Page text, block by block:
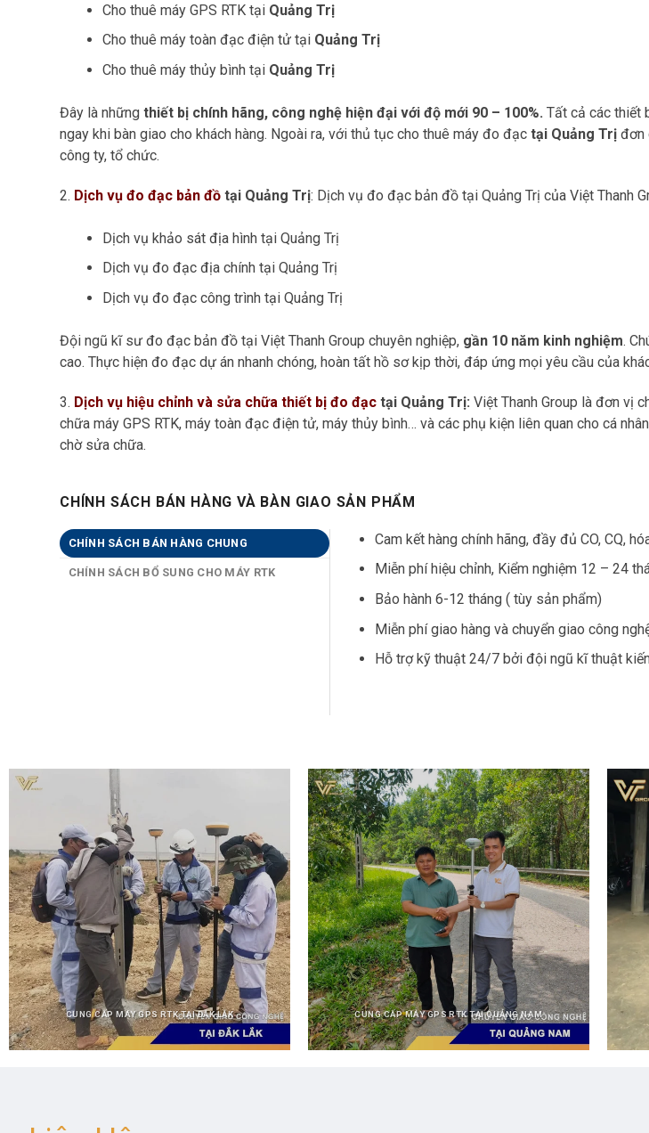
Cho thuê máy GPS RTK tại Quảng Trị
Cho thuê máy toàn đạc điện tử tại Quảng Trị
Cho thuê máy thủy bình tại Quảng Trị
Đây là những thiết bị chính hãng, công nghệ hiện đại với độ mới 90 – 100%. Tất cả các thiết
ngay khi bàn giao cho khách hàng. Ngoài ra, với thủ tục cho thuê máy đo đạc tại Quảng Trị đơn
công ty, tổ chức.
2. Dịch vụ đo đạc bản đồ tại Quảng Trị: Dịch vụ đo đạc bản đồ tại Quảng Trị của Việt Thanh
Dịch vụ khảo sát địa hình tại Quảng Trị
Dịch vụ đo đạc địa chính tại Quảng Trị
Dịch vụ đo đạc công trình tại Quảng Trị
Đội ngũ kĩ sư đo đạc bản đồ tại Việt Thanh Group chuyên nghiệp, gần 10 năm kinh nghiệm.
cao. Thực hiện đo đạc dự án nhanh chóng, hoàn tất hồ sơ kịp thời, đáp ứng mọi yêu cầu của
3. Dịch vụ hiệu chỉnh và sửa chữa thiết bị đo đạc tại Quảng Trị: Việt Thanh Group là đơn vị
chữa máy GPS RTK, máy toàn đạc điện tử, máy thủy bình… và các phụ kiện liên quan cho cá
chờ sửa chữa.
CHÍNH SÁCH BÁN HÀNG VÀ BÀN GIAO SẢN PHẨM
CHÍNH SÁCH BÁN HÀNG CHUNG
CHÍNH SÁCH BỔ SUNG CHO MÁY RTK
Cam kết hàng chính hãng, đầy đủ CO, CQ,
Miễn phí hiệu chỉnh, Kiểm nghiệm 12 – 24
Bảo hành 6-12 tháng ( tùy sản phẩm)
Miễn phí giao hàng và chuyển giao công
Hỗ trợ kỹ thuật 24/7 bởi đội ngũ kĩ thuật
CUNG CẤP MÁY GPS RTK TẠI ĐẮK LẮK CUNG CẤP MÁY GPS RTK TẠI QUẢNG NAM